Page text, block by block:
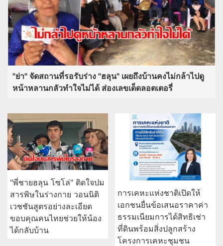
"ย่า" จัดสถานที่รอรับร่าง "ฮลุน" เผยถึงบ้านคงไม่กล้าไปดู
หน้าหลานกลัวทำใจไม่ได้ ส่องเลขเด็ดลอตเตอรี่
"พี่ชายฮลุน โซโล่" ติดใจปม
สารพิษในร่างกาย วอนนิติ
เวชชันสูตรอย่างละเอียด
ขอบคุณคนไทยช่วยให้น้อง
ได้กลับบ้าน
การเคหะแห่งชาติเปิดให้
เอกชนยื่นข้อเสนอราคาค่า
ธรรมเนียมการได้สิทธิเช่า
ที่ดินพร้อมสิ่งปลูกสร้าง
โครงการเคหะชุมชน